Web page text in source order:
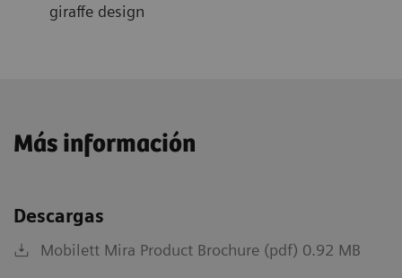
giraffe design
Más información
Descargas
Mobilett Mira Product Brochure (pdf) 0.92 MB